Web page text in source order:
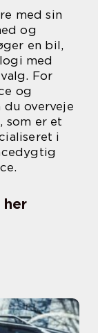
med sin
og
en bil,
med
For
og
overveje
som er et
i